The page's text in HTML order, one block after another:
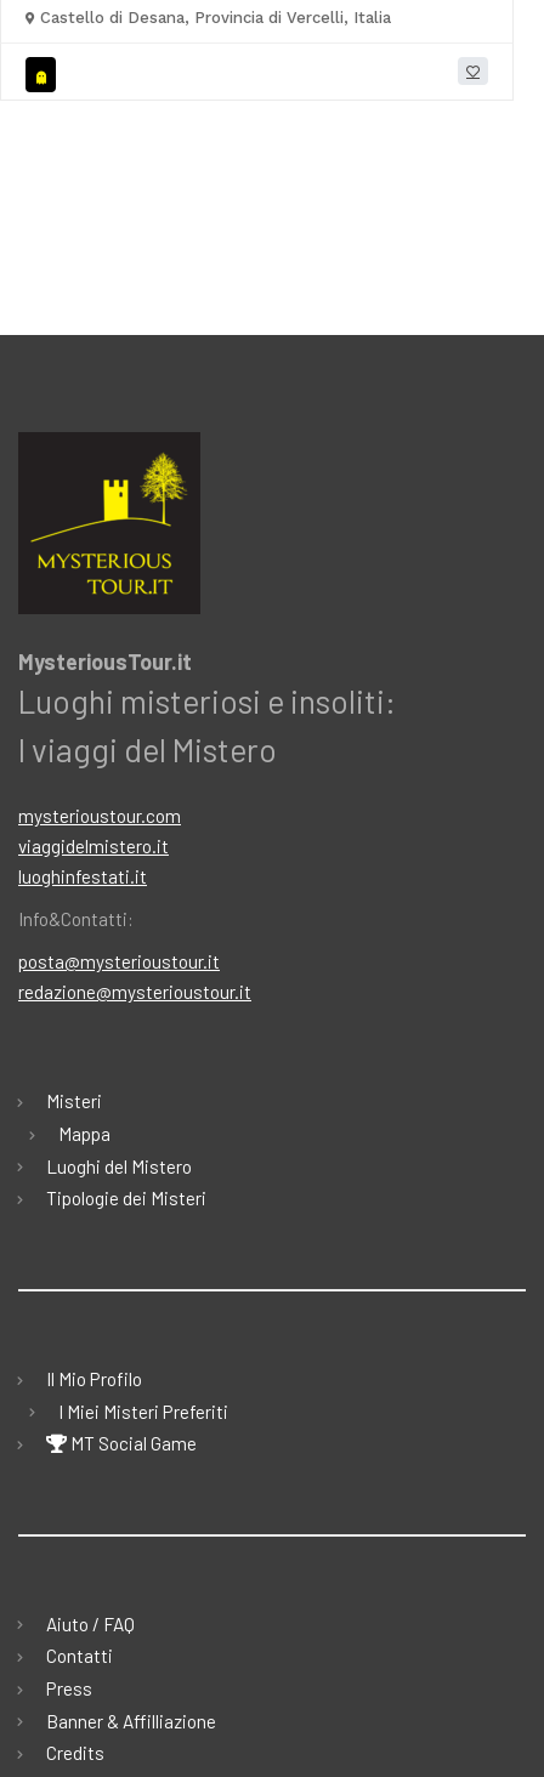
Castello di Desana, Provincia di Vercelli, Italia
MysteriousTour.it
Luoghi misteriosi e insoliti:
I viaggi del Mistero
mysterioustour.com
viaggidelmistero.it
luoghinfestati.it
Info&Contatti:
posta@mysterioustour.it
redazione@mysterioustour.it
Misteri
Mappa
Luoghi del Mistero
Tipologie dei Misteri
Il Mio Profilo
I Miei Misteri Preferiti
MT Social Game
Aiuto / FAQ
Contatti
Press
Banner & Affilliazione
Credits